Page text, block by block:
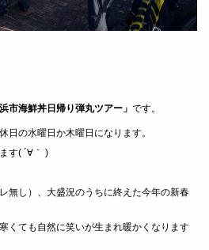
市海鮮丼日帰り弾丸ツアー」 です。
日の水曜日か木曜日になります。
す( ´∀｀ )
無し）、大盛況のうちに終えた今年の新春
くても自然に笑いが生まれ暖かくなります